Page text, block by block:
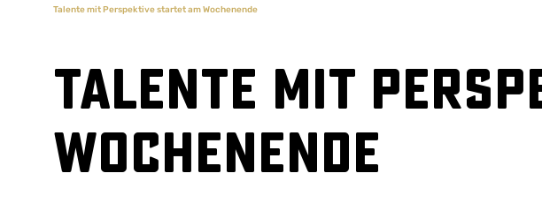
Talente mit Perspektive startet am Wochenende
Talente mit
Wochenende